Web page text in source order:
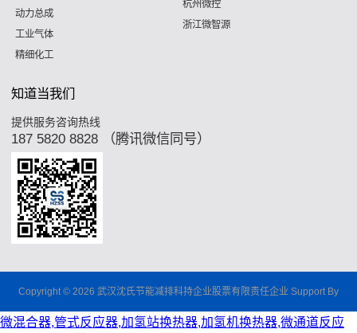
动力总成
工业气体
精细化工
杭州微控
浙江微智源
知道当我们
提供服务咨询热线
187 5820 8828 （腾讯微信同号）
Copyright © 2026 武汉沈氏节能减排科持企业股票有限责任企业 Support By
微混合器,管式反应器,加氢站换热器,加氢机换热器,微通道反应